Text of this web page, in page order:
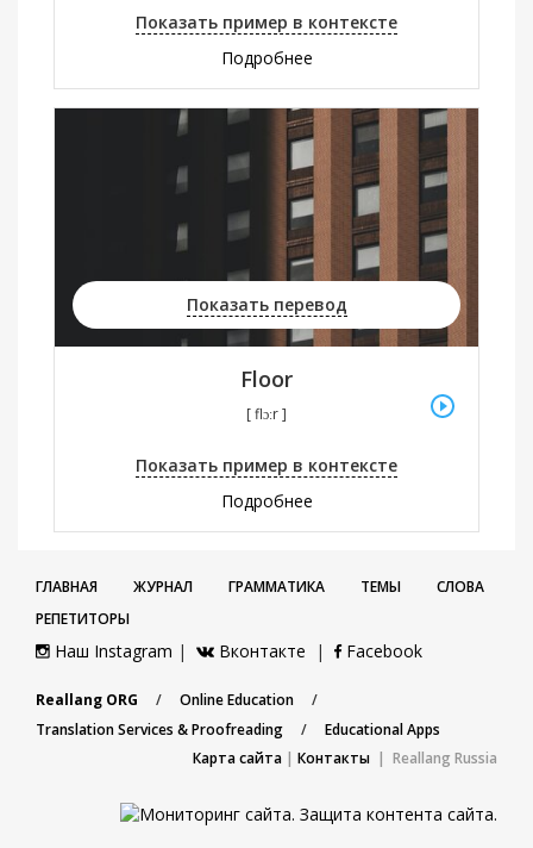
Показать пример в контексте
Подробнее
Показать перевод
Floor
[ flɔːr ]
Показать пример в контексте
Подробнее
ГЛАВНАЯ ЖУРНАЛ ГРАММАТИКА ТЕМЫ
СЛОВА
РЕПЕТИТОРЫ
Наш Instagram | Вконтакте | Facebook
Reallang ORG / Online Education
/
Translation Services & Proofreading
/
Educational Apps
Карта сайта | Контакты | Reallang Russia